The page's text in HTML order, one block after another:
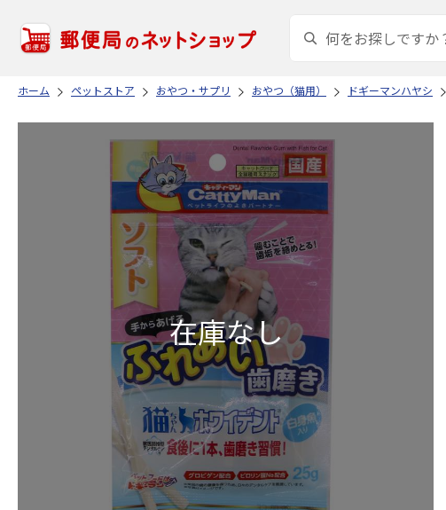
ホーム ペットストア おやつ・サプリ おやつ（猫用） ドギーマンハヤシ